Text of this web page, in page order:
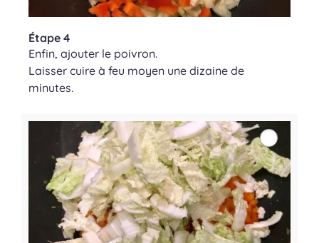
Étape 4
Enfin, ajouter le poivron.
Laisser cuire à feu moyen une dizaine de
minutes.